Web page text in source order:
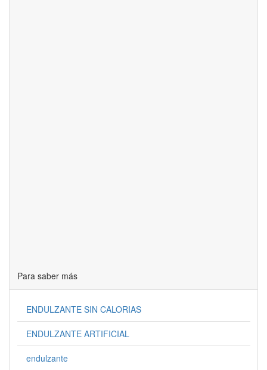
Para saber más
ENDULZANTE SIN CALORIAS
ENDULZANTE ARTIFICIAL
endulzante